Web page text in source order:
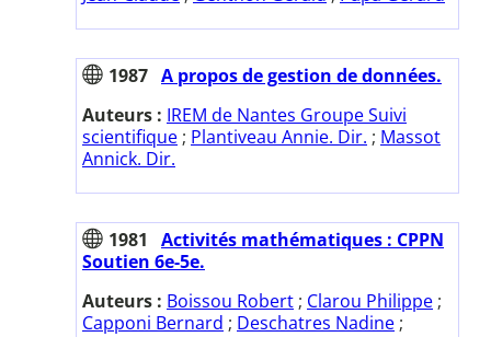
1987 A propos de gestion de données.
Auteurs : IREM de Nantes Groupe Suivi
scientifique ; Plantiveau Annie. Dir. ; Massot
Annick. Dir.
1981
Activités mathématiques : CPPN
Soutien 6e-5e.
Auteurs : Boissou Robert ; Clarou Philippe ;
Capponi Bernard ; Deschatres Nadine ;